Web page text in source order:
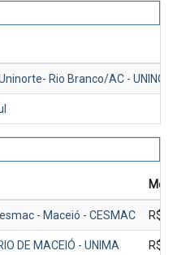
Rio Branco/AC -
- Maceió - CESMAC R$
DE MACEIÓ - UNIMA R$